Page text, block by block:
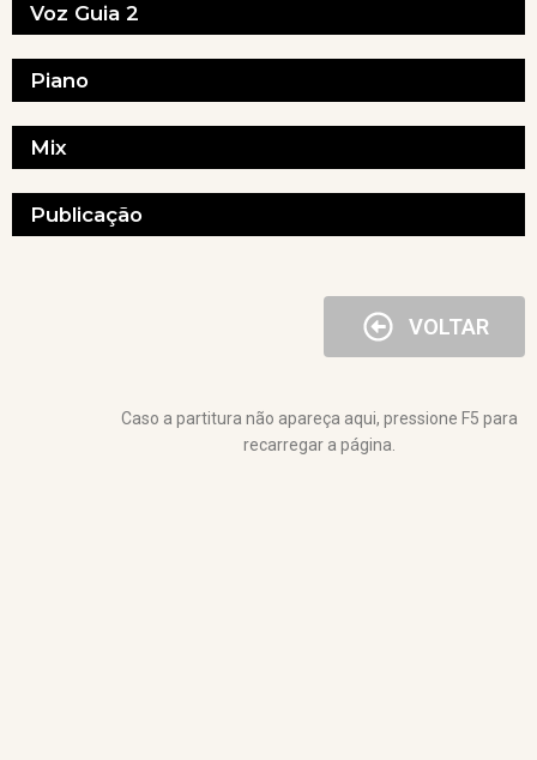
Voz Guia 2
Piano
Mix
Publicação
VOLTAR
Caso a partitura não apareça aqui, pressione F5 para
recarregar a página.